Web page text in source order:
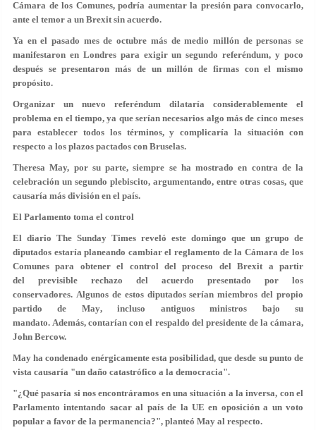
Cámara de los Comunes, podría aumentar la presión para convocarlo,
ante el temor a un Brexit sin acuerdo.
Ya en el pasado mes de octubre más de medio millón de personas se
manifestaron en Londres para exigir un segundo referéndum, y poco
después se presentaron más de un millón de firmas con el mismo
propósito.
Organizar un nuevo referéndum dilataría considerablemente el
problema en el tiempo, ya que serían necesarios algo más de cinco meses
para establecer todos los términos, y complicaría la situación con
respecto a los plazos pactados con Bruselas.
Theresa May, por su parte, siempre se ha mostrado en contra de la
celebración un segundo plebiscito, argumentando, entre otras cosas, que
causaría más división en el país.
El Parlamento toma el control
El diario The Sunday Times reveló este domingo que un grupo de
diputados estaría planeando cambiar el reglamento de la Cámara de los
Comunes para obtener el control del proceso del Brexita partir
del previsible rechazo del acuerdo presentado por los
conservadores. Algunos de estos diputados seríanmiembros del propio
partido de May, incluso antiguos ministros bajo su
mandato. Además, contarían con el respaldo del presidente de la cámara,
John Bercow.
May ha condenado enérgicamente esta posibilidad, que desde su punto de
vista causaría "un daño catastrófico a la democracia".
"¿Qué pasaría si nos encontráramos en una situación a la inversa, con el
Parlamento intentando sacar al país de la UE en oposición a un voto
popular a favor de la permanencia?", planteó May al respecto.